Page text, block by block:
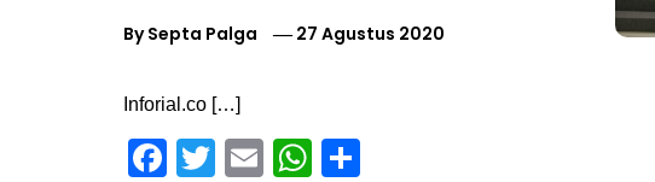
BySepta Palga 27 Agustus 2020
Inforial.co […]
Facebook
TwitterEmailWhatsApp